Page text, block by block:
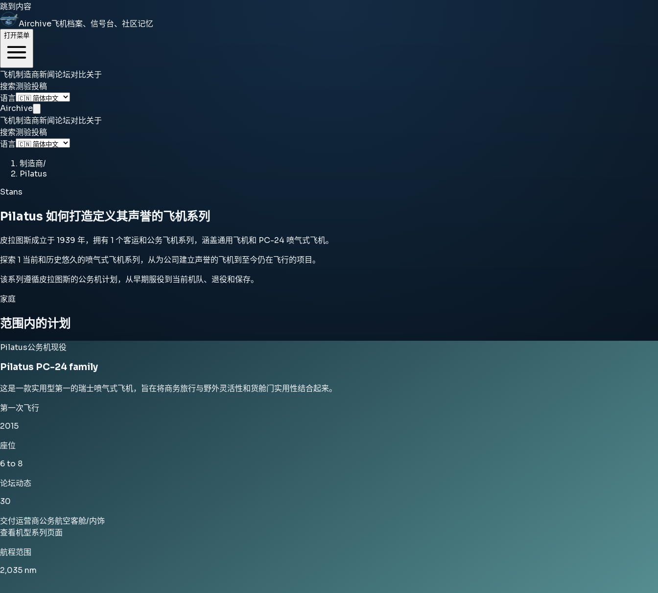
跳到内容
Airchive飞机档案、信号台、社区记忆
打开菜单
飞机制造商新闻论坛对比关于
搜索测验投稿
语言
Airchive
飞机制造商新闻论坛对比关于
搜索测验投稿
语言
制造商/
Pilatus
Stans
Pilatus 如何打造定义其声誉的飞机系列
皮拉图斯成立于 1939 年，拥有 1 个客运和公务飞机系列，涵盖通用飞机和 PC-24 喷气式飞机。
探索 1 当前和历史悠久的喷气式飞机系列，从为公司建立声誉的飞机到至今仍在飞行的项目。
该系列遵循皮拉图斯的公务机计划，从早期服役到当前机队、退役和保存。
家庭
范围内的计划
Pilatus公务机现役
Pilatus PC-24 family
这是一款实用型第一的瑞士喷气式飞机，旨在将商务旅行与野外灵活性和货舱门实用性结合起来。
第一次飞行
2015
座位
6 to 8
论坛动态
30
交付运营商公务航空客舱/内饰
查看机型系列页面
航程范围
2,035 nm